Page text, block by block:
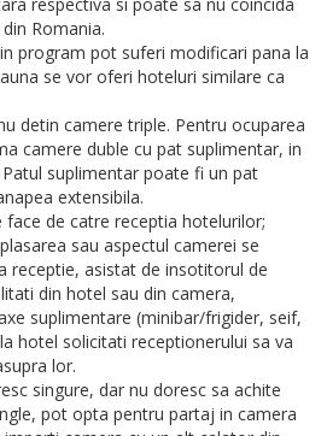
Romania.
program pot suferi modificari pana la
se vor oferi hoteluri similare ca
detin camere triple. Pentru ocuparea
camere duble cu pat suplimentar, in
suplimentar poate fi un pat
extensibila.
face de catre receptia hotelurilor;
sau aspectul camerei se
receptie, asistat de insotitorul de
din hotel sau din camera,
suplimentare (minibar/frigider, seif,
hotel solicitati receptionerului sa va
lor.
singure, dar nu doresc sa achite
pot opta pentru partaj in camera